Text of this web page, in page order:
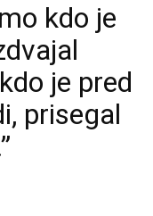
kdo je
je pred
prisegal